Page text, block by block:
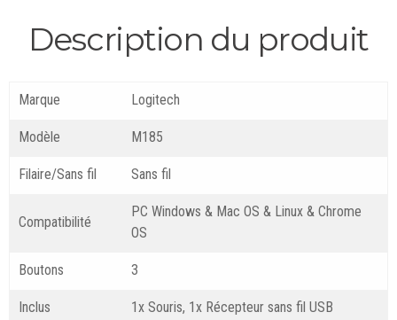
Description du produit
Marque Logitech
Modèle M185
Filaire/Sans fil Sans fil
Compatibilité
PC Windows & Mac OS & Linux & Chrome
OS
Boutons 3
Inclus 1x Souris, 1x Récepteur sans fil USB